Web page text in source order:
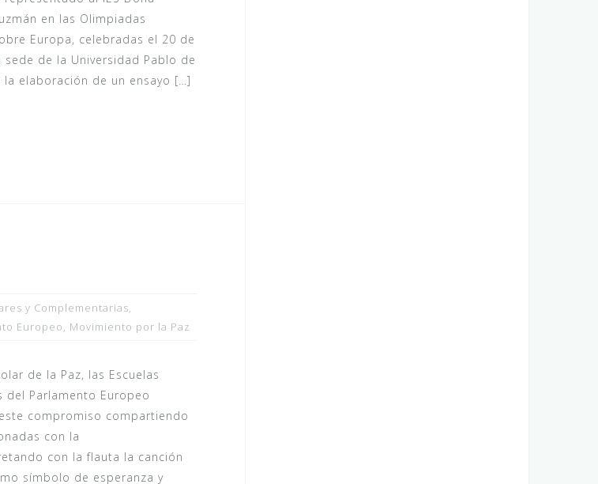
en las Olimpiadas
Europa, celebradas el 20 de
de la Universidad Pablo de
la elaboración de un ensayo […]
y Complementarias,
Europeo, Movimiento por la Paz
de la Paz, las Escuelas
del Parlamento Europeo
compromiso compartiendo
con la
con la flauta la canción
símbolo de esperanza y